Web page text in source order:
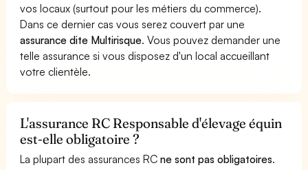
vos locaux (surtout pour les métiers du commerce).
Dans ce dernier cas vous serez couvert par une
assurance dite Multirisque. Vous pouvez demander une
telle assurance si vous disposez d'un local accueillant
votre clientèle.
L'assurance RC Responsable d'élevage équin
est-elle obligatoire ?
La plupart des assurances RCne sont pas obligatoires.